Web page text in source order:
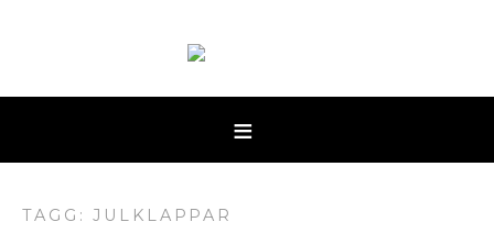
TAGG: JULKLAPPAR